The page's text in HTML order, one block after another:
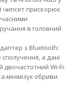
чипсет прискорює
в головний
з Bluetooth:
а дані
Wi‑Fi.
обриви.